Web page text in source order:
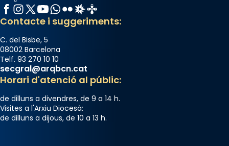
Facebook
Instagram
X / Twitter
YouTube
WhatsApp
FlickrRadio Estel
Catalunya Cristiana
Contacte i suggeriments:
C. del Bisbe, 5
08002 Barcelona
Telf. 93 270 10 10
secgral@arqbcn.cat
Horari d'atenció al públic:
de dilluns a divendres, de 9 a 14 h.
Visites a l'Arxiu Diocesà:
de dilluns a dijous, de 10 a 13 h.